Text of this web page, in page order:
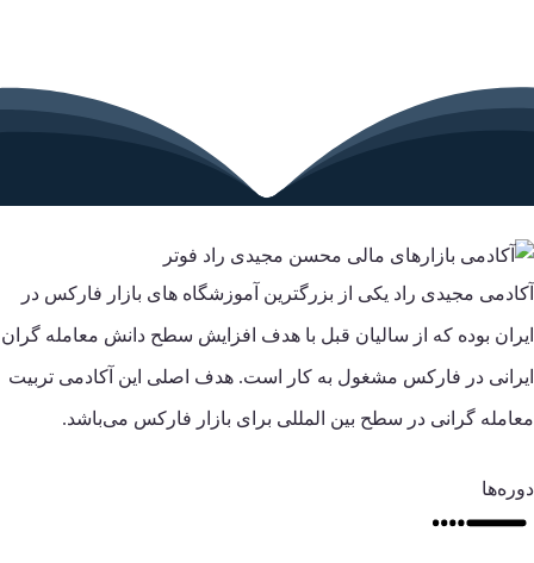
آکادمی مجیدی راد یکی از بزرگترین آموزشگاه های بازار فارکس در
ایران بوده که از سالیان قبل با هدف افزایش سطح دانش معامله گران
ایرانی در فارکس مشغول به کار است. هدف اصلی این آکادمی تربیت
معامله گرانی در سطح بین المللی برای بازار فارکس می‌باشد.
دوره‌ها